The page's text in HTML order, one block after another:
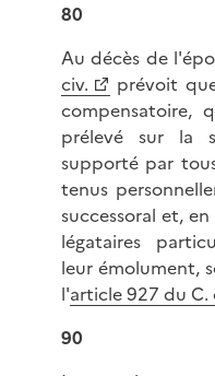
80
Au décès de
civ.
prévoit
compensatoire,
prélevé sur la
supporté par
tenus
successoral et,
légataires
leur émolument,
l'article 927 du C.
90